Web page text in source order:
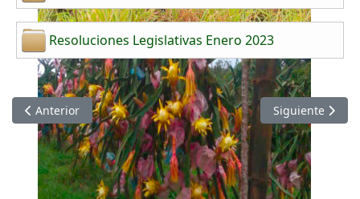
Resoluciones Legislativas Enero 2023
Artículo anterior: Resoluciones Legislativas 2024
Anterior Artículo
Siguiente